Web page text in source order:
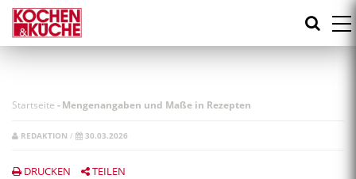
Direkt
zum
Inhalt
Startseite -Mengenangaben und Maße in Rezepten
REDAKTION / 30.03.2026
DRUCKEN TEILEN